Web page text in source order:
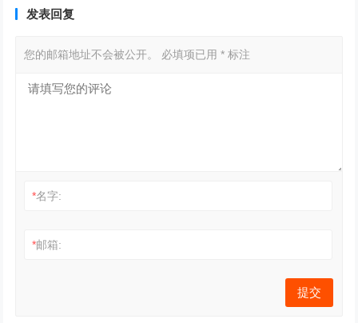
发表回复
您的邮箱地址不会被公开。 必填项已用* 标注
*名字:
*邮箱: